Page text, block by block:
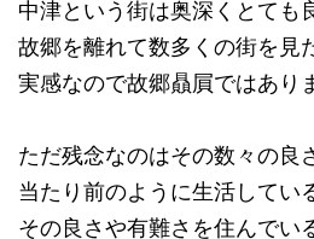
中津という街は奥深くとても
故郷を離れて数多くの街を見
実感なので故郷贔屓ではあり
ただ残念なのはその数々の良
当たり前のように生活してい
その良さや有難さを住んでい